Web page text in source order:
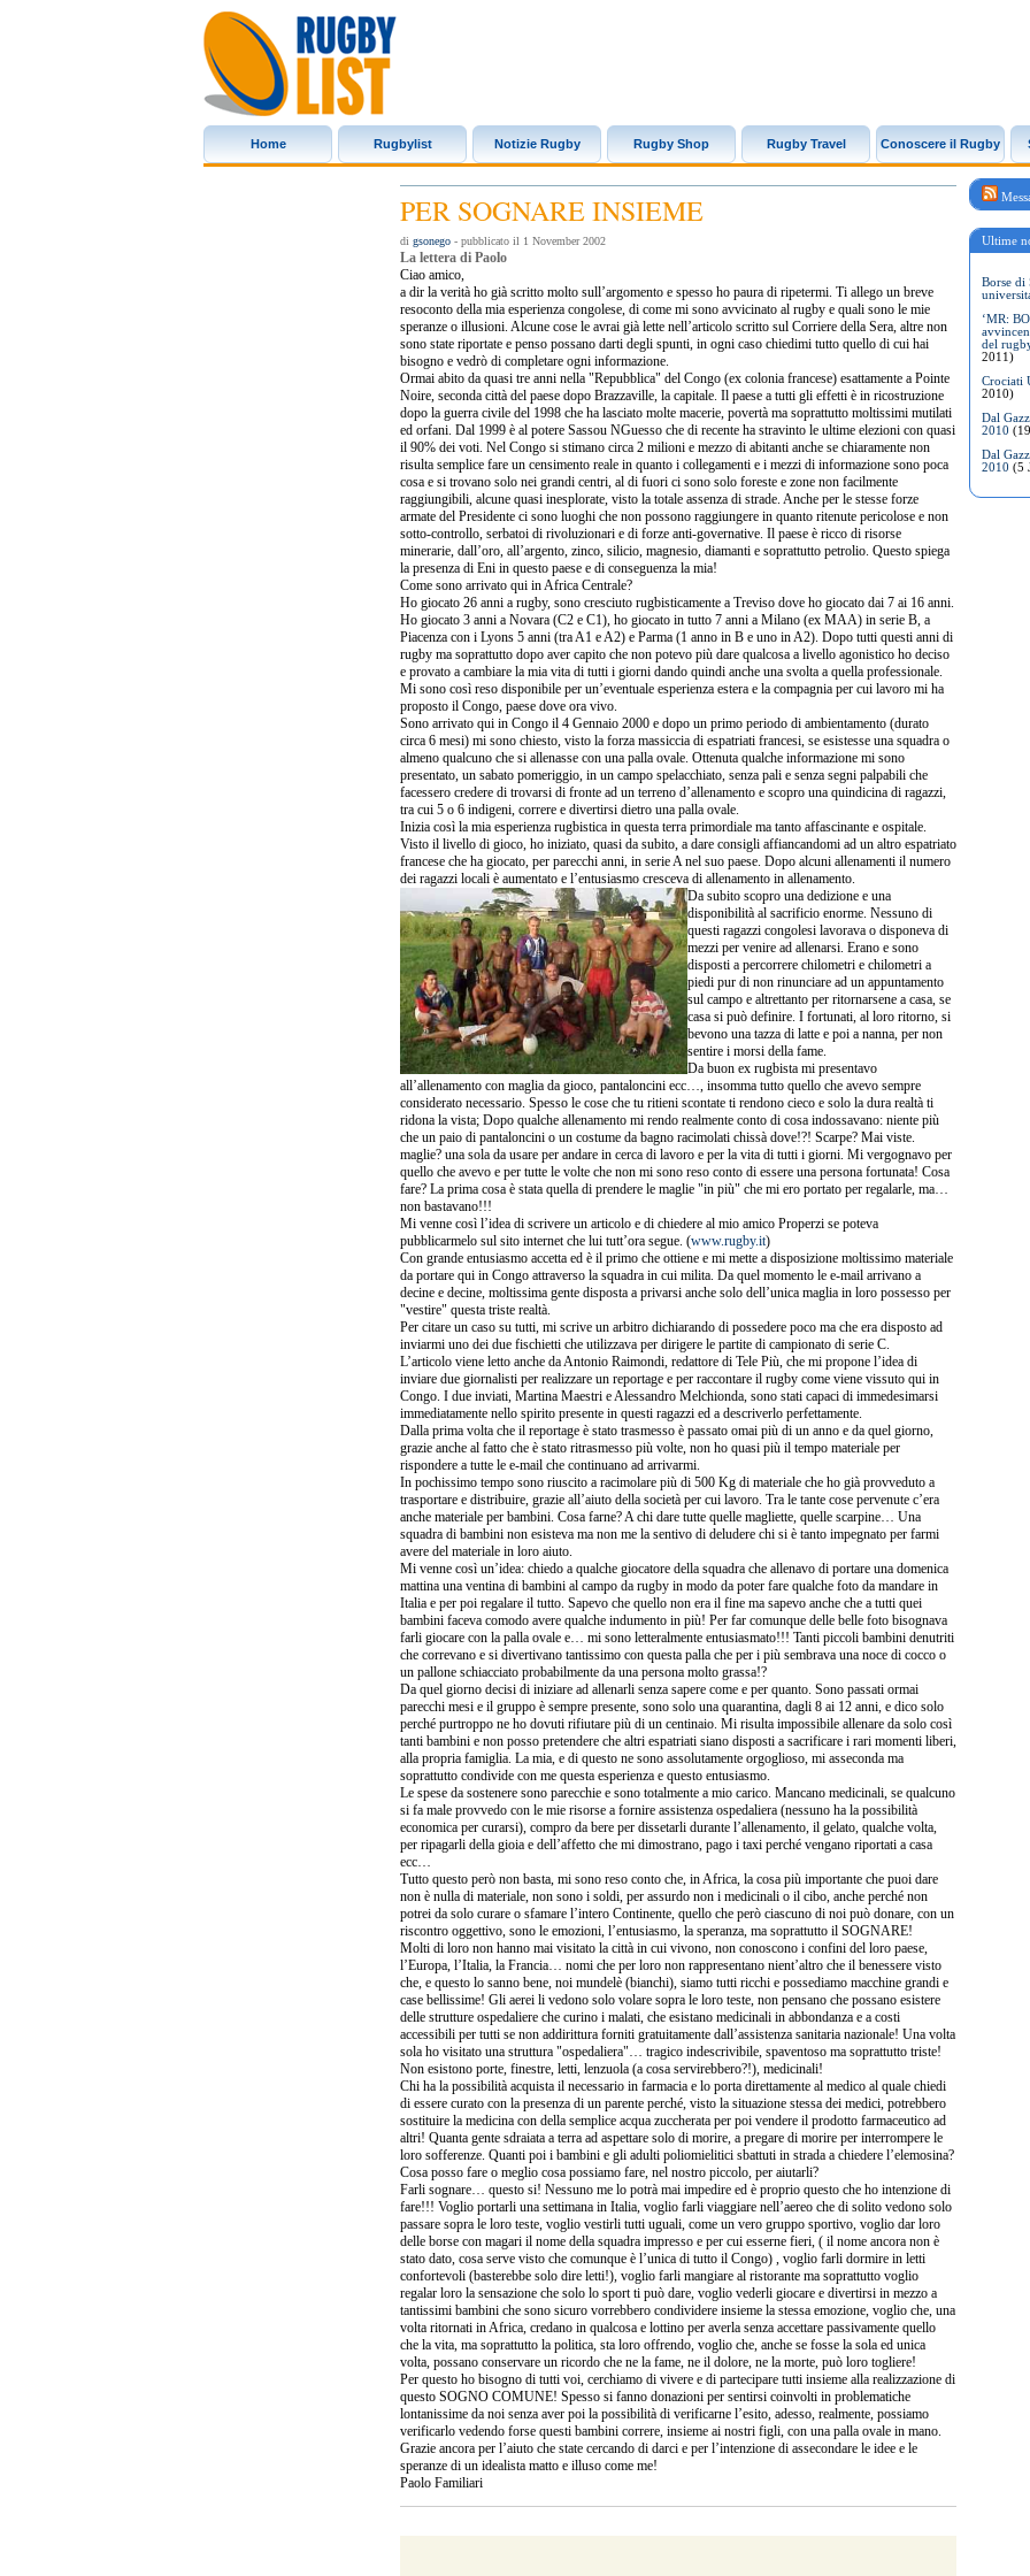
Home Rugbylist Notizie Rugby Rugby Shop Rugby Travel Conoscere il Rugby
Ultime
Borse di
‘MR:
del
2011)
Crociati
2010)
Dal
2010
Dal
2010 (5
PER SOGNARE INSIEME
di gsonego - pubblicato il 1 November 2002
La lettera di Paolo
Ciao amico,
a dir la verità ho già scritto molto sull’argomento e spesso ho paura di ripetermi. Ti allego un breve
resoconto della mia esperienza congolese, di come mi sono avvicinato al rugby e quali sono le mie
speranze o illusioni. Alcune cose le avrai già lette nell’articolo scritto sul Corriere della Sera, altre non
sono state riportate e penso possano darti degli spunti, in ogni caso chiedimi tutto quello di cui hai
bisogno e vedrò di completare ogni informazione.
Ormai abito da quasi tre anni nella "Repubblica" del Congo (ex colonia francese) esattamente a Pointe
Noire, seconda città del paese dopo Brazzaville, la capitale. Il paese a tutti gli effetti è in ricostruzione
dopo la guerra civile del 1998 che ha lasciato molte macerie, povertà ma soprattutto moltissimi mutilati
ed orfani. Dal 1999 è al potere Sassou NGuesso che di recente ha stravinto le ultime elezioni con quasi
il 90% dei voti. Nel Congo si stimano circa 2 milioni e mezzo di abitanti anche se chiaramente non
risulta semplice fare un censimento reale in quanto i collegamenti e i mezzi di informazione sono poca
cosa e si trovano solo nei grandi centri, al di fuori ci sono solo foreste e zone non facilmente
raggiungibili, alcune quasi inesplorate, visto la totale assenza di strade. Anche per le stesse forze
armate del Presidente ci sono luoghi che non possono raggiungere in quanto ritenute pericolose e non
sotto-controllo, serbatoi di rivoluzionari e di forze anti-governative. Il paese è ricco di risorse
minerarie, dall’oro, all’argento, zinco, silicio, magnesio, diamanti e soprattutto petrolio. Questo spiega
la presenza di Eni in questo paese e di conseguenza la mia!
Come sono arrivato qui in Africa Centrale?
Ho giocato 26 anni a rugby, sono cresciuto rugbisticamente a Treviso dove ho giocato dai 7 ai 16 anni.
Ho giocato 3 anni a Novara (C2 e C1), ho giocato in tutto 7 anni a Milano (ex MAA) in serie B, a
Piacenza con i Lyons 5 anni (tra A1 e A2) e Parma (1 anno in B e uno in A2). Dopo tutti questi anni di
rugby ma soprattutto dopo aver capito che non potevo più dare qualcosa a livello agonistico ho deciso
e provato a cambiare la mia vita di tutti i giorni dando quindi anche una svolta a quella professionale.
Mi sono così reso disponibile per un’eventuale esperienza estera e la compagnia per cui lavoro mi ha
proposto il Congo, paese dove ora vivo.
Sono arrivato qui in Congo il 4 Gennaio 2000 e dopo un primo periodo di ambientamento (durato
circa 6 mesi) mi sono chiesto, visto la forza massiccia di espatriati francesi, se esistesse una squadra o
almeno qualcuno che si allenasse con una palla ovale. Ottenuta qualche informazione mi sono
presentato, un sabato pomeriggio, in un campo spelacchiato, senza pali e senza segni palpabili che
facessero credere di trovarsi di fronte ad un terreno d’allenamento e scopro una quindicina di ragazzi,
tra cui 5 o 6 indigeni, correre e divertirsi dietro una palla ovale.
Inizia così la mia esperienza rugbistica in questa terra primordiale ma tanto affascinante e ospitale.
Visto il livello di gioco, ho iniziato, quasi da subito, a dare consigli affiancandomi ad un altro espatriato
francese che ha giocato, per parecchi anni, in serie A nel suo paese. Dopo alcuni allenamenti il numero
dei ragazzi locali è aumentato e l’entusiasmo cresceva di allenamento in allenamento.
Da subito scopro una dedizione e una
disponibilità al sacrificio enorme. Nessuno di
questi ragazzi congolesi lavorava o disponeva di
mezzi per venire ad allenarsi. Erano e sono
disposti a percorrere chilometri e chilometri a
piedi pur di non rinunciare ad un appuntamento
sul campo e altrettanto per ritornarsene a casa, se
casa si può definire. I fortunati, al loro ritorno, si
bevono una tazza di latte e poi a nanna, per non
sentire i morsi della fame.
Da buon ex rugbista mi presentavo
all’allenamento con maglia da gioco, pantaloncini ecc…, insomma tutto quello che avevo sempre
considerato necessario. Spesso le cose che tu ritieni scontate ti rendono cieco e solo la dura realtà ti
ridona la vista; Dopo qualche allenamento mi rendo realmente conto di cosa indossavano: niente più
che un paio di pantaloncini o un costume da bagno racimolati chissà dove!?! Scarpe? Mai viste.
maglie? una sola da usare per andare in cerca di lavoro e per la vita di tutti i giorni. Mi vergognavo per
quello che avevo e per tutte le volte che non mi sono reso conto di essere una persona fortunata! Cosa
fare? La prima cosa è stata quella di prendere le maglie "in più" che mi ero portato per regalarle, ma…
non bastavano!!!
Mi venne così l’idea di scrivere un articolo e di chiedere al mio amico Properzi se poteva
pubblicarmelo sul sito internet che lui tutt’ora segue. (www.rugby.it)
Con grande entusiasmo accetta ed è il primo che ottiene e mi mette a disposizione moltissimo materiale
da portare qui in Congo attraverso la squadra in cui milita. Da quel momento le e-mail arrivano a
decine e decine, moltissima gente disposta a privarsi anche solo dell’unica maglia in loro possesso per
"vestire" questa triste realtà.
Per citare un caso su tutti, mi scrive un arbitro dichiarando di possedere poco ma che era disposto ad
inviarmi uno dei due fischietti che utilizzava per dirigere le partite di campionato di serie C.
L’articolo viene letto anche da Antonio Raimondi, redattore di Tele Più, che mi propone l’idea di
inviare due giornalisti per realizzare un reportage e per raccontare il rugby come viene vissuto qui in
Congo. I due inviati, Martina Maestri e Alessandro Melchionda, sono stati capaci di immedesimarsi
immediatamente nello spirito presente in questi ragazzi ed a descriverlo perfettamente.
Dalla prima volta che il reportage è stato trasmesso è passato omai più di un anno e da quel giorno,
grazie anche al fatto che è stato ritrasmesso più volte, non ho quasi più il tempo materiale per
rispondere a tutte le e-mail che continuano ad arrivarmi.
In pochissimo tempo sono riuscito a racimolare più di 500 Kg di materiale che ho già provveduto a
trasportare e distribuire, grazie all’aiuto della società per cui lavoro. Tra le tante cose pervenute c’era
anche materiale per bambini. Cosa farne? A chi dare tutte quelle magliette, quelle scarpine… Una
squadra di bambini non esisteva ma non me la sentivo di deludere chi si è tanto impegnato per farmi
avere del materiale in loro aiuto.
Mi venne così un’idea: chiedo a qualche giocatore della squadra che allenavo di portare una domenica
mattina una ventina di bambini al campo da rugby in modo da poter fare qualche foto da mandare in
Italia e per poi regalare il tutto. Sapevo che quello non era il fine ma sapevo anche che a tutti quei
bambini faceva comodo avere qualche indumento in più! Per far comunque delle belle foto bisognava
farli giocare con la palla ovale e… mi sono letteralmente entusiasmato!!! Tanti piccoli bambini denutriti
che correvano e si divertivano tantissimo con questa palla che per i più sembrava una noce di cocco o
un pallone schiacciato probabilmente da una persona molto grassa!?
Da quel giorno decisi di iniziare ad allenarli senza sapere come e per quanto. Sono passati ormai
parecchi mesi e il gruppo è sempre presente, sono solo una quarantina, dagli 8 ai 12 anni, e dico solo
perché purtroppo ne ho dovuti rifiutare più di un centinaio. Mi risulta impossibile allenare da solo così
tanti bambini e non posso pretendere che altri espatriati siano disposti a sacrificare i rari momenti liberi,
alla propria famiglia. La mia, e di questo ne sono assolutamente orgoglioso, mi asseconda ma
soprattutto condivide con me questa esperienza e questo entusiasmo.
Le spese da sostenere sono parecchie e sono totalmente a mio carico. Mancano medicinali, se qualcuno
si fa male provvedo con le mie risorse a fornire assistenza ospedaliera (nessuno ha la possibilità
economica per curarsi), compro da bere per dissetarli durante l’allenamento, il gelato, qualche volta,
per ripagarli della gioia e dell’affetto che mi dimostrano, pago i taxi perché vengano riportati a casa
ecc…
Tutto questo però non basta, mi sono reso conto che, in Africa, la cosa più importante che puoi dare
non è nulla di materiale, non sono i soldi, per assurdo non i medicinali o il cibo, anche perché non
potrei da solo curare o sfamare l’intero Continente, quello che però ciascuno di noi può donare, con un
riscontro oggettivo, sono le emozioni, l’entusiasmo, la speranza, ma soprattutto il SOGNARE!
Molti di loro non hanno mai visitato la città in cui vivono, non conoscono i confini del loro paese,
l’Europa, l’Italia, la Francia… nomi che per loro non rappresentano nient’altro che il benessere visto
che, e questo lo sanno bene, noi mundelè (bianchi), siamo tutti ricchi e possediamo macchine grandi e
case bellissime! Gli aerei li vedono solo volare sopra le loro teste, non pensano che possano esistere
delle strutture ospedaliere che curino i malati, che esistano medicinali in abbondanza e a costi
accessibili per tutti se non addirittura forniti gratuitamente dall’assistenza sanitaria nazionale! Una volta
sola ho visitato una struttura "ospedaliera"… tragico indescrivibile, spaventoso ma soprattutto triste!
Non esistono porte, finestre, letti, lenzuola (a cosa servirebbero?!), medicinali!
Chi ha la possibilità acquista il necessario in farmacia e lo porta direttamente al medico al quale chiedi
di essere curato con la presenza di un parente perché, visto la situazione stessa dei medici, potrebbero
sostituire la medicina con della semplice acqua zuccherata per poi vendere il prodotto farmaceutico ad
altri! Quanta gente sdraiata a terra ad aspettare solo di morire, a pregare di morire per interrompere le
loro sofferenze. Quanti poi i bambini e gli adulti poliomielitici sbattuti in strada a chiedere l’elemosina?
Cosa posso fare o meglio cosa possiamo fare, nel nostro piccolo, per aiutarli?
Farli sognare… questo si! Nessuno me lo potrà mai impedire ed è proprio questo che ho intenzione di
fare!!! Voglio portarli una settimana in Italia, voglio farli viaggiare nell’aereo che di solito vedono solo
passare sopra le loro teste, voglio vestirli tutti uguali, come un vero gruppo sportivo, voglio dar loro
delle borse con magari il nome della squadra impresso e per cui esserne fieri, ( il nome ancora non è
stato dato, cosa serve visto che comunque è l’unica di tutto il Congo) , voglio farli dormire in letti
confortevoli (basterebbe solo dire letti!), voglio farli mangiare al ristorante ma soprattutto voglio
regalar loro la sensazione che solo lo sport ti può dare, voglio vederli giocare e divertirsi in mezzo a
tantissimi bambini che sono sicuro vorrebbero condividere insieme la stessa emozione, voglio che, una
volta ritornati in Africa, credano in qualcosa e lottino per averla senza accettare passivamente quello
che la vita, ma soprattutto la politica, sta loro offrendo, voglio che, anche se fosse la sola ed unica
volta, possano conservare un ricordo che ne la fame, ne il dolore, ne la morte, può loro togliere!
Per questo ho bisogno di tutti voi, cerchiamo di vivere e di partecipare tutti insieme alla realizzazione di
questo SOGNO COMUNE! Spesso si fanno donazioni per sentirsi coinvolti in problematiche
lontanissime da noi senza aver poi la possibilità di verificarne l’esito, adesso, realmente, possiamo
verificarlo vedendo forse questi bambini correre, insieme ai nostri figli, con una palla ovale in mano.
Grazie ancora per l’aiuto che state cercando di darci e per l’intenzione di assecondare le idee e le
speranze di un idealista matto e illuso come me!
Paolo Familiari